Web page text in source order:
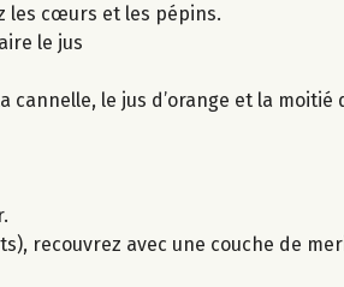
les cœurs et les pépins.
le jus
cannelle, le jus d’orange et la
recouvrez avec une couche de